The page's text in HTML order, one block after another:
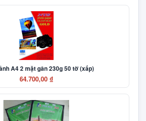
A4 2 mặt gân 230g 50 tờ (xấp)
64.700,00 ₫